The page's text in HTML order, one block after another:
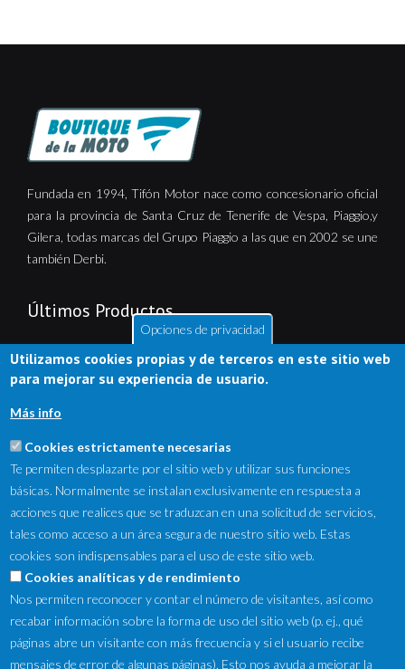
Fundada en 1994, Tifón Motor nace como concesionario oficial
para la provincia de Santa Cruz de Tenerife de Vespa, Piaggio,y
Gilera, todas marcas del Grupo Piaggio a las que en 2002 se une
también Derbi.
Últimos Productos
NewsLetter
Opciones de privacidad
Utilizamos cookies propias y de terceros en este sitio web
para mejorar su experiencia de usuario.
Más info
Cookies estrictamente necesarias
Te permiten desplazarte por el sitio web y utilizar sus funciones
básicas. Normalmente se instalan exclusivamente en respuesta a
acciones que realices que se traduzcan en una solicitud de servicios,
tales como acceso a un área segura de nuestro sitio web. Estas
cookies son indispensables para el uso de este sitio web.
Cookies analíticas y de rendimiento
Nos permiten reconocer y contar el número de visitantes, así como
recabar información sobre la forma de uso del sitio web (p. ej., qué
páginas abre un visitante con más frecuencia y si el usuario recibe
mensajes de error de algunas páginas). Esto nos ayuda a mejorar la